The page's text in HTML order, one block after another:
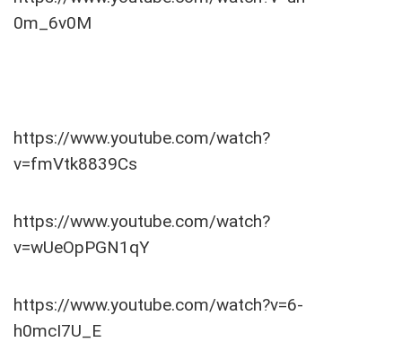
0m_6v0M
https://www.youtube.com/watch?
v=fmVtk8839Cs
https://www.youtube.com/watch?
v=wUeOpPGN1qY
https://www.youtube.com/watch?v=6-
h0mcI7U_E